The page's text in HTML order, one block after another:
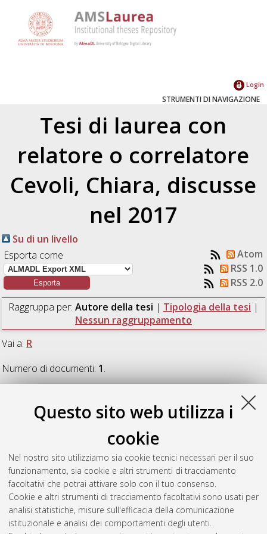
Questo sito web utilizza i
cookie
Nel nostro sito utilizziamo sia cookie tecnici necessari per il suo
funzionamento, sia cookie e altri strumenti di tracciamento
facoltativi che potrai attivare solo con il tuo consenso.
Cookie e altri strumenti di tracciamento facoltativi sono usati per
analisi statistiche, misure sull'efficacia della comunicazione
istituzionale e analisi dei comportamenti degli utenti.
Login
STRUMENTI DI NAVIGAZIONE
Tesi di laurea con
relatore o correlatore
Cevoli, Chiara, discusse
nel 2017
Su di un livello
Esporta come
Atom
RSS 1.0
RSS 2.0
Raggruppa per: Autore della tesi | Tipologia della tesi |
Nessun raggruppamento
Vai a: R
Numero di documenti: 1.
(2017)Caratterizzazione fisica di flat-cake
cottura in forno.[Laurea], Università di Bologna, Corso di
Studio inTecnologie alimentari [L-DM270] - Cesena,
Documento ad accesso riservato.
Questa lista e' stata generata ilThu Aug 6 07:56:59 2026